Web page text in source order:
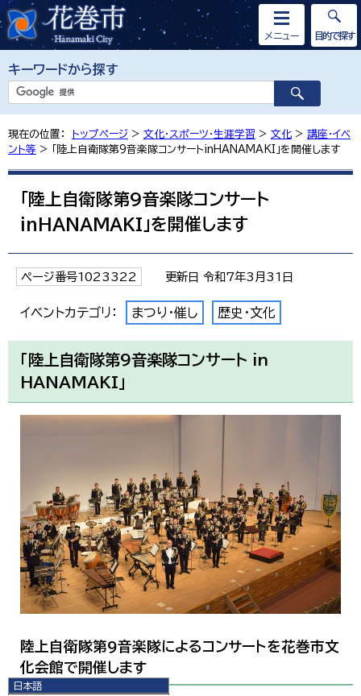
キーワードから探す
メニュー
日本語
目的で探す
現在の位置： トップページ > 文化・スポーツ・生涯学習 > 文化 > 講座・イベ
ント等 > 「陸上自衛隊第9音楽隊コンサートinHANAMAKI」を開催します
「陸上自衛隊第9音楽隊コンサート
inHANAMAKI」を開催します
ページ番号1023322 更新日 令和7年3月31日
イベントカテゴリ： まつり・催し 歴史・文化
「陸上自衛隊第9音楽隊コンサート in
HANAMAKI」
陸上自衛隊第9音楽隊によるコンサートを花巻市文
化会館で開催します